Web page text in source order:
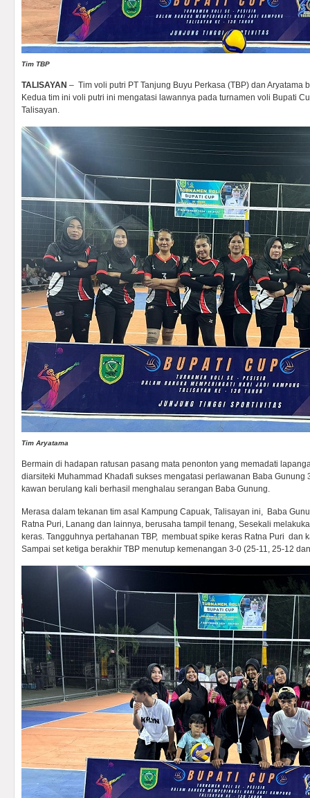
Tim TBP
TALISAYAN – Tim voli putri PT Tanjung Buyu Perkasa (TBP) dan Aryatama
Kedua tim ini voli putri ini mengatasi lawannya pada turnamen voli Bupati
Talisayan.
Tim Aryatama
Bermain di hadapan ratusan pasang mata penonton yang memadati
diarsiteki Muhammad Khadafi sukses mengatasi perlawanan Baba Gunung
kawan berulang kali berhasil menghalau serangan Baba Gunung.
Merasa dalam tekanan tim asal Kampung Capuak, Talisayan ini, Baba
Ratna Puri, Lanang dan lainnya, berusaha tampil tenang, Sesekali
keras. Tangguhnya pertahanan TBP, membuat spike keras Ratna Puri dan
Sampai set ketiga berakhir TBP menutup kemenangan 3-0 (25-11, 25-12